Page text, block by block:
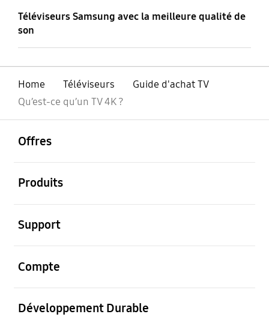
Téléviseurs Samsung avec la meilleure qualité de
son
Home Téléviseurs
Guide d'achat TV
Qu’est-ce qu’un TV 4K ?
Offres
Produits
Support
Compte
Développement Durable